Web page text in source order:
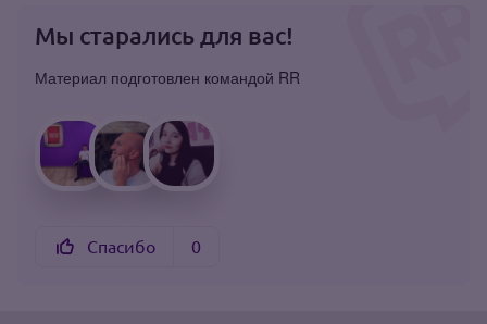
Мы старались для вас!
Материал подготовлен командой RR
Спасибо 0